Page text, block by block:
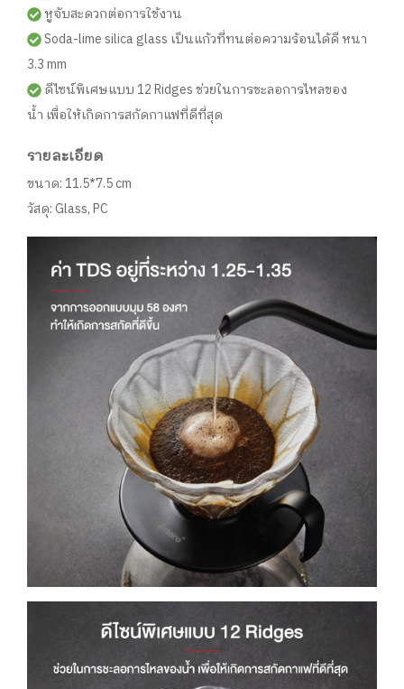
หูจับสะดวกต่อการใช้งาน
Soda-lime silica glass เป็นแก้วที่ทนต่อความร้อนได้ดี หนา
3.3 mm
ดีไซน์พิเศษแบบ 12 Ridges ช่วยในการชะลอการไหลของ
น้ำ เพื่อให้เกิดการสกัดกาแฟที่ดีที่สุด
รายละเอียด
ขนาด: 11.5*7.5 cm
วัสดุ: Glass, PC